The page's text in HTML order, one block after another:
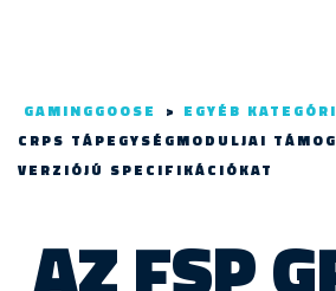
GAMINGGOOSE > EGYÉB
CRPS TÁPEGYSÉGMODULJAI
VERZIÓJÚ SPECIFIKÁCIÓKAT